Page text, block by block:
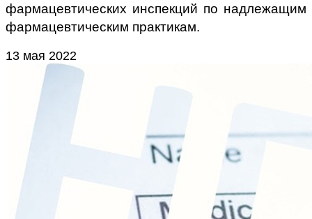
фармацевтических инспекций по надлежащим
фармацевтическим практикам.
13 мая 2022